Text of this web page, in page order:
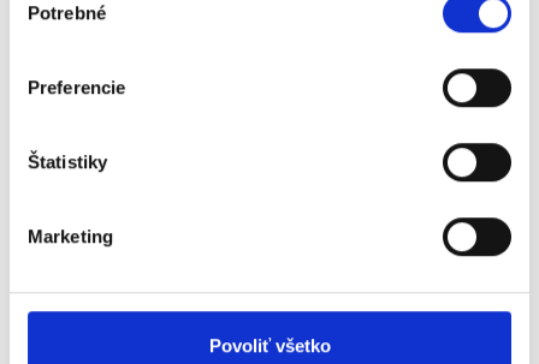
súhlasu
Potrebné
Preferencie
Štatistiky
Marketing
Povoliť všetko